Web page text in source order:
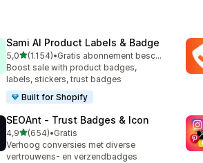
Sami AI Product Labels & Badge
5,0van 5 sterren
(1.154)
1154 recensies in totaal
•
Gratis abonnement beschikbaar
Boost sale with product badges,
labels, stickers, trust badges
Built for Shopify
SEOAnt ‑ Trust Badges & Icon
4,9van 5 sterren
(654)
654 recensies in totaal
•Gratis
Verhoog conversies met diverse
vertrouwens- en verzendbadges